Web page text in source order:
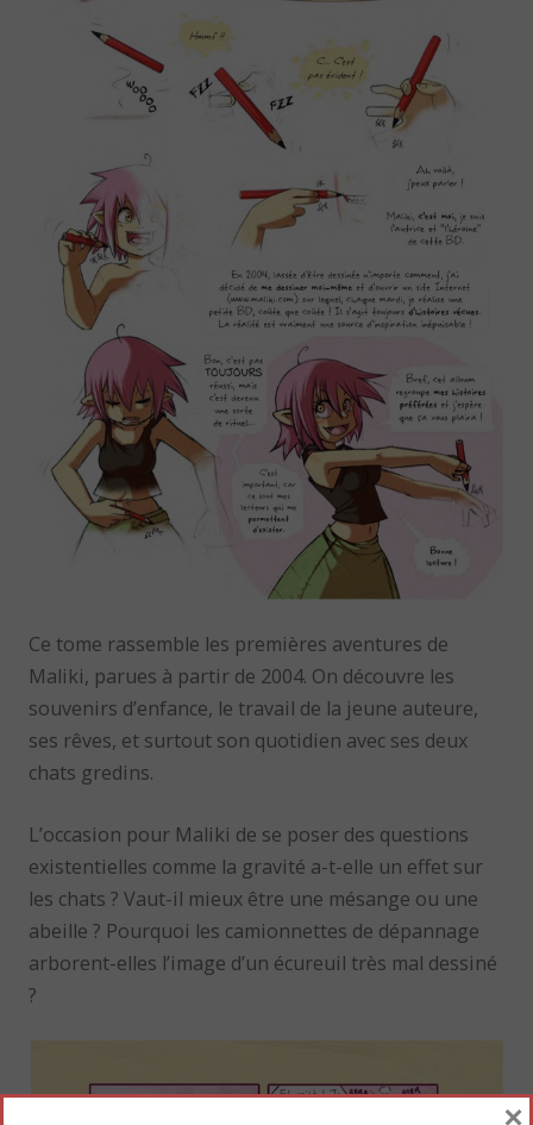
Ce tome rassemble les premières aventures de
Maliki, parues à partir de 2004. On découvre les
souvenirs d’enfance, le travail de la jeune auteure,
ses rêves, et surtout son quotidien avec ses deux
chats gredins.
L’occasion pour Maliki de se poser des questions
existentielles comme la gravité a-t-elle un effet sur
les chats ? Vaut-il mieux être une mésange ou une
abeille ? Pourquoi les camionnettes de dépannage
arborent-elles l’image d’un écureuil très mal dessiné
?